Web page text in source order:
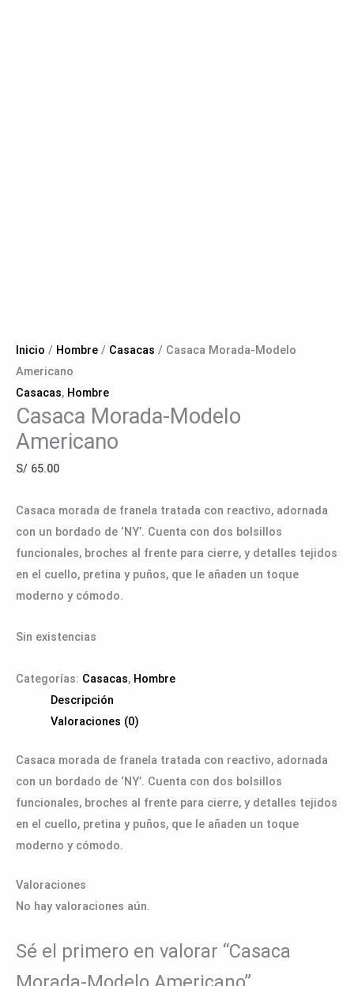
Inicio / Hombre / Casacas / Casaca Morada-Modelo
Americano
Casacas, Hombre
Casaca Morada-Modelo
Americano
S/ 65.00
Casaca morada de franela tratada con reactivo, adornada
con un bordado de ‘NY’. Cuenta con dos bolsillos
funcionales, broches al frente para cierre, y detalles tejidos
en el cuello, pretina y puños, que le añaden un toque
moderno y cómodo.
Sin existencias
Categorías: Casacas, Hombre
Descripción
Valoraciones (0)
Casaca morada de franela tratada con reactivo, adornada
con un bordado de ‘NY’. Cuenta con dos bolsillos
funcionales, broches al frente para cierre, y detalles tejidos
en el cuello, pretina y puños, que le añaden un toque
moderno y cómodo.
Valoraciones
No hay valoraciones aún.
Sé el primero en valorar “Casaca